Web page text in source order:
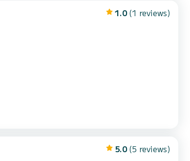
1.0 (1 reviews)
5.0 (5 reviews)